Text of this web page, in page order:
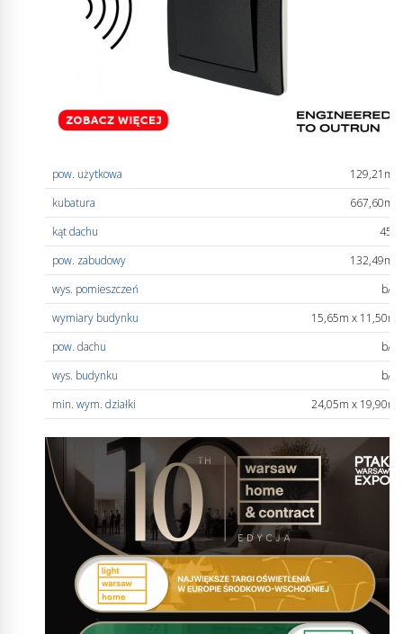
pow. użytkowa 129,21m
kubatura 667,60m
kąt dachu
45°
pow. zabudowy
132,49m
wys. pomieszczeń
b/d
wymiary budynku
15,65m x 11,50m
pow. dachu
b/d
wys. budynku
b/d
min. wym. działki
24,05m x 19,90m